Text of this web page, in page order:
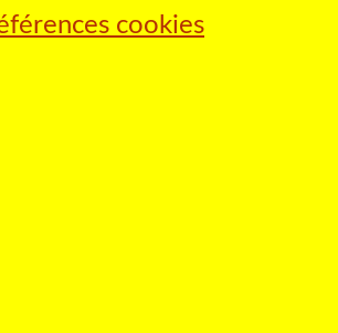
cookies